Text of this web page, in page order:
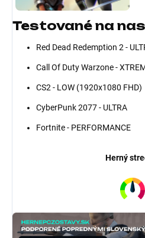
Testované na
Red Dead Redemption 2 -
Call Of Duty Warzone -
CS2 - LOW (1920x1080 FHD)
CyberPunk 2077 - ULTRA
Fortnite - PERFORMANCE
Herný